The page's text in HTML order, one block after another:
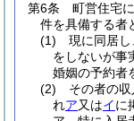
第6条
町営住宅
件を具備する者
(1)
現に同居
をしないが事
婚姻の予約者
(2)
その者の
れア又はイに